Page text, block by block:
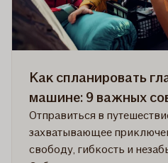
Как спланировать
машине: 9 важных
Отправиться в
захватывающее
свободу, гибкость и